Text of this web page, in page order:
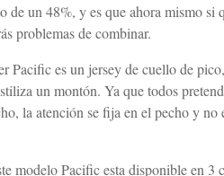
de un 48%, y es que ahora mismo
problemas de combinar.
Pacific es un jersey de cuello de
un montón. Ya que todos
la atención se fija en el pecho y
modelo Pacific esta disponible en